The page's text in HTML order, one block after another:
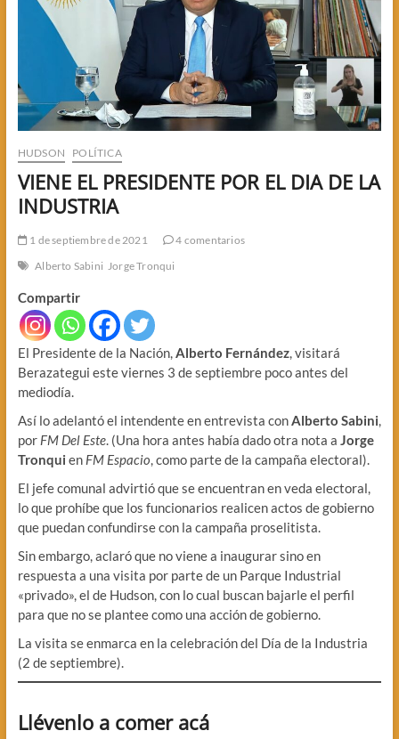
HUDSON POLÍTICA
VIENE EL PRESIDENTE POR EL DIA DE LA
INDUSTRIA
1 de septiembre de 2021
4 comentarios
Alberto Sabini Jorge Tronqui
Compartir
El Presidente de la Nación,Alberto Fernández, visitará
Berazategui este viernes 3 de septiembre poco antes del
mediodía.
Así lo adelantó el intendente en entrevista conAlberto Sabini,
por FM Del Este. (Una hora antes había dado otra nota a Jorge
Tronqui en FM Espacio, como parte de la campaña electoral).
El jefe comunal advirtió que se encuentran en veda electoral,
lo que prohíbe que los funcionarios realicen actos de gobierno
que puedan confundirse con la campaña proselitista.
Sin embargo, aclaró que no viene a inaugurar sino en
respuesta a una visita por parte de un Parque Industrial
«privado», el de Hudson, con lo cual buscan bajarle el perfil
para que no se plantee como una acción de gobierno.
La visita se enmarca en la celebración del Día de la Industria
(2 de septiembre).
Llévenlo a comer acá